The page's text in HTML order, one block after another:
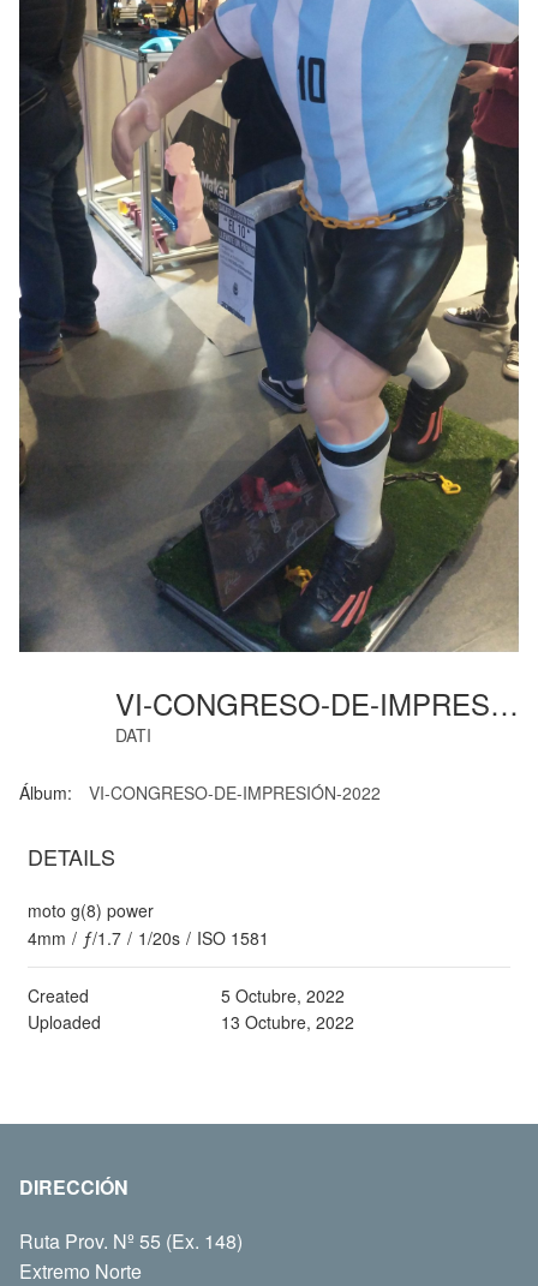
VI-CONGRESO-DE-IMPRESIÓN (18)
DATI
Álbum: VI-CONGRESO-DE-IMPRESIÓN-2022
DETAILS
moto g(8) power
4mm / ƒ/1.7 / 1/20s / ISO 1581
Created
5 Octubre, 2022
Uploaded
13 Octubre, 2022
DIRECCIÓN
Ruta Prov. Nº 55 (Ex. 148)
Extremo Norte